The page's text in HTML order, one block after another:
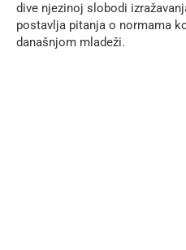
dive njezinoj slobodi
postavlja pitanja o normama
današnjom mladeži.